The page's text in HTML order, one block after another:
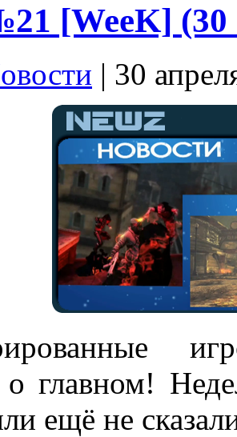
[WeeK] (30
| 30
о главном!
ещё не